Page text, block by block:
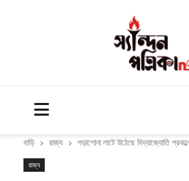
বাড়ি রাজ্য পড়াশোনা লাটে উঠেছে বিদ্যাজ্যোতি
রাজ্য